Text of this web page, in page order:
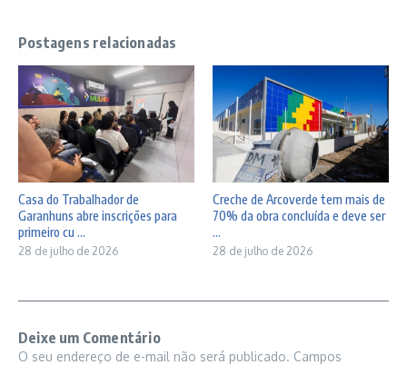
Postagens relacionadas
Casa do Trabalhador de
Garanhuns abre inscrições para
primeiro cu ...
28 de julho de 2026
Creche de Arcoverde tem mais de
70% da obra concluída e deve ser
...
28 de julho de 2026
Deixe um Comentário
O seu endereço de e-mail não será publicado. Campos